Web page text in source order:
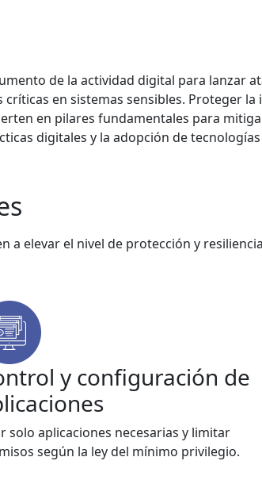
de la actividad digital para lanzar
en sistemas sensibles. Proteger
en pilares fundamentales para
digitales y la adopción de
a elevar el nivel de protección y
y configuración de
solo aplicaciones necesarias y limitar
según la ley del mínimo privilegio.